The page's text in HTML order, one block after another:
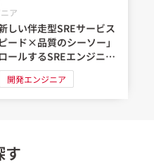
ア
しい伴走型SREサービス
ード×品質のシーソー」
ールするSREエンジニア
開発エンジニア
す